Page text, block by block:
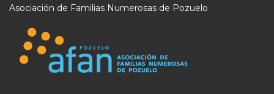
Asociación de Familias Numerosas de Pozuelo